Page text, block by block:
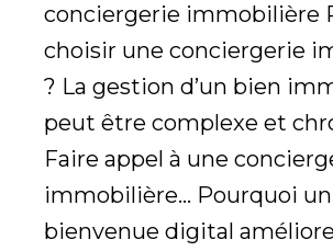
conciergerie immobilière
choisir une conciergerie
? La gestion d’un bien
peut être complexe et
Faire appel à une
immobilière... Pourquoi
bienvenue digital améliore